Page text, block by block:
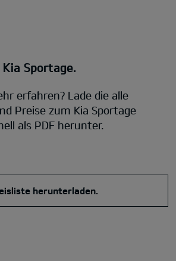
Sportage.
erfahren? Lade die alle
Preise zum Kia Sportage
als PDF herunter.
herunterladen.